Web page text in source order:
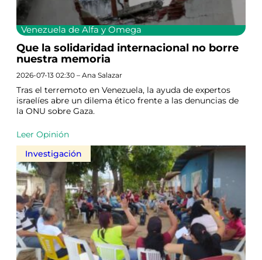
Venezuela de Alfa y Omega
Que la solidaridad internacional no borre
nuestra memoria
2026-07-13 02:30 – Ana Salazar
Tras el terremoto en Venezuela, la ayuda de expertos
israelíes abre un dilema ético frente a las denuncias de
la ONU sobre Gaza.
Leer Opinión
Investigación